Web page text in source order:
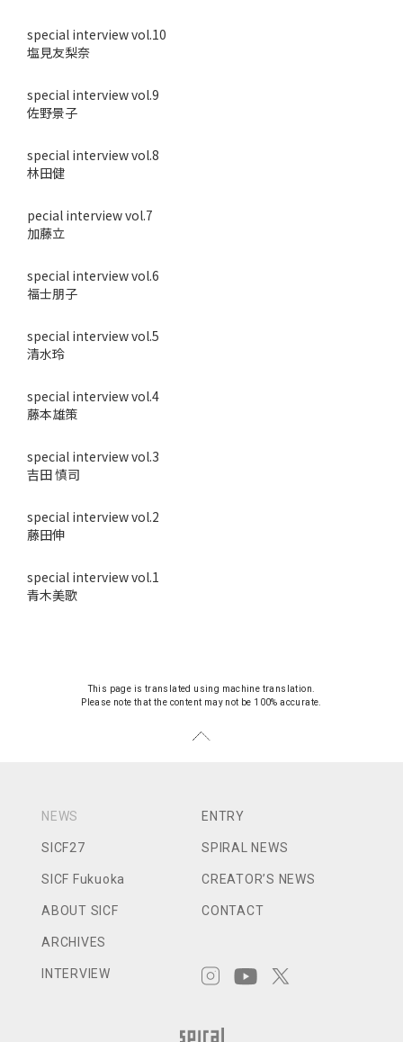
special interview vol.10
塩見友梨奈
special interview vol.9
佐野景子
special interview vol.8
林田健
pecial interview vol.7
加藤立
special interview vol.6
福士朋子
special interview vol.5
清水玲
special interview vol.4
藤本雄策
special interview vol.3
吉田 慎司
special interview vol.2
藤田伸
special interview vol.1
青木美歌
This page is translated using machine translation.
Please note that the content may not be 100% accurate.
NEWS
SICF27
SICF Fukuoka
ABOUT SICF
ARCHIVES
INTERVIEW
ENTRY
SPIRAL NEWS
CREATOR’S NEWS
CONTACT